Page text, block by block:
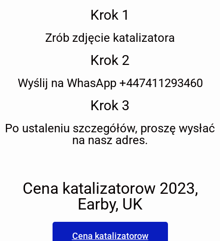
Krok 1
Zrób zdjęcie katalizatora
Krok 2
Wyślij na WhasApp +447411293460
Krok 3
Po ustaleniu szczegółów, proszę wysłać
na nasz adres.
Cena katalizatorow 2023,
Earby, UK
Cena katalizatorow